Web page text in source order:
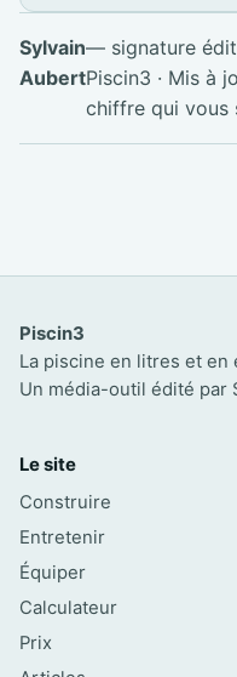
Sylvain
Aubert
— signature
Piscin3 · Mis à
chiffre qui vous
Piscin3
La piscine en litres et en
Un média-outil édité par
Le site
Construire
Entretenir
Équiper
Calculateur
Prix